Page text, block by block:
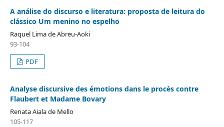
A análise do discurso e literatura: proposta de leitura do
clássico Um menino no espelho
Raquel Lima de Abreu-Aoki
93-104
PDF
Analyse discursive des émotions dans le procès contre
Flaubert et Madame Bovary
Renata Aiala de Mello
105-117